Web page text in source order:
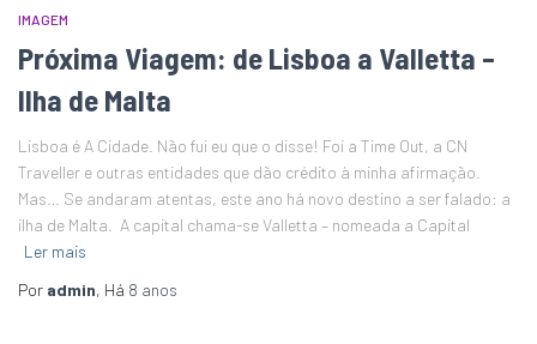
IMAGEM
Próxima Viagem: de Lisboa a Valletta –
Ilha de Malta
Lisboa é A Cidade. Não fui eu que o disse! Foi a Time Out, a CN
Traveller e outras entidades que dão crédito à minha afirmação.
Mas… Se andaram atentas, este ano há novo destino a ser falado: a
ilha de Malta. A capital chama-se Valletta – nomeada a Capital
Ler mais
Por admin, Há 8 anos